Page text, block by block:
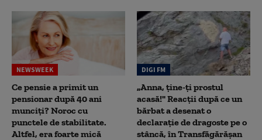
NEWSWEEK
Ce pensie a primit un
pensionar după 40 ani
munciți? Noroc cu
punctele de stabilitate.
Altfel, era foarte mică
DIGI FM
„Anna, ţine-ţi prostul
acasă!" Reacţii după ce un
bărbat a desenat o
declaraţie de dragoste pe o
stâncă, în Transfăgărăşan